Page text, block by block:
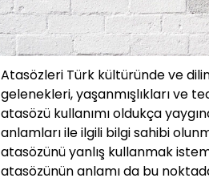
Atasözleri Türk kültüründe ve
gelenekleri, yaşanmışlıkları ve
atasözü kullanımı oldukça
anlamları ile ilgili bilgi sahibi
atasözünü yanlış kullanmak
atasözünün anlamı da bu noktada